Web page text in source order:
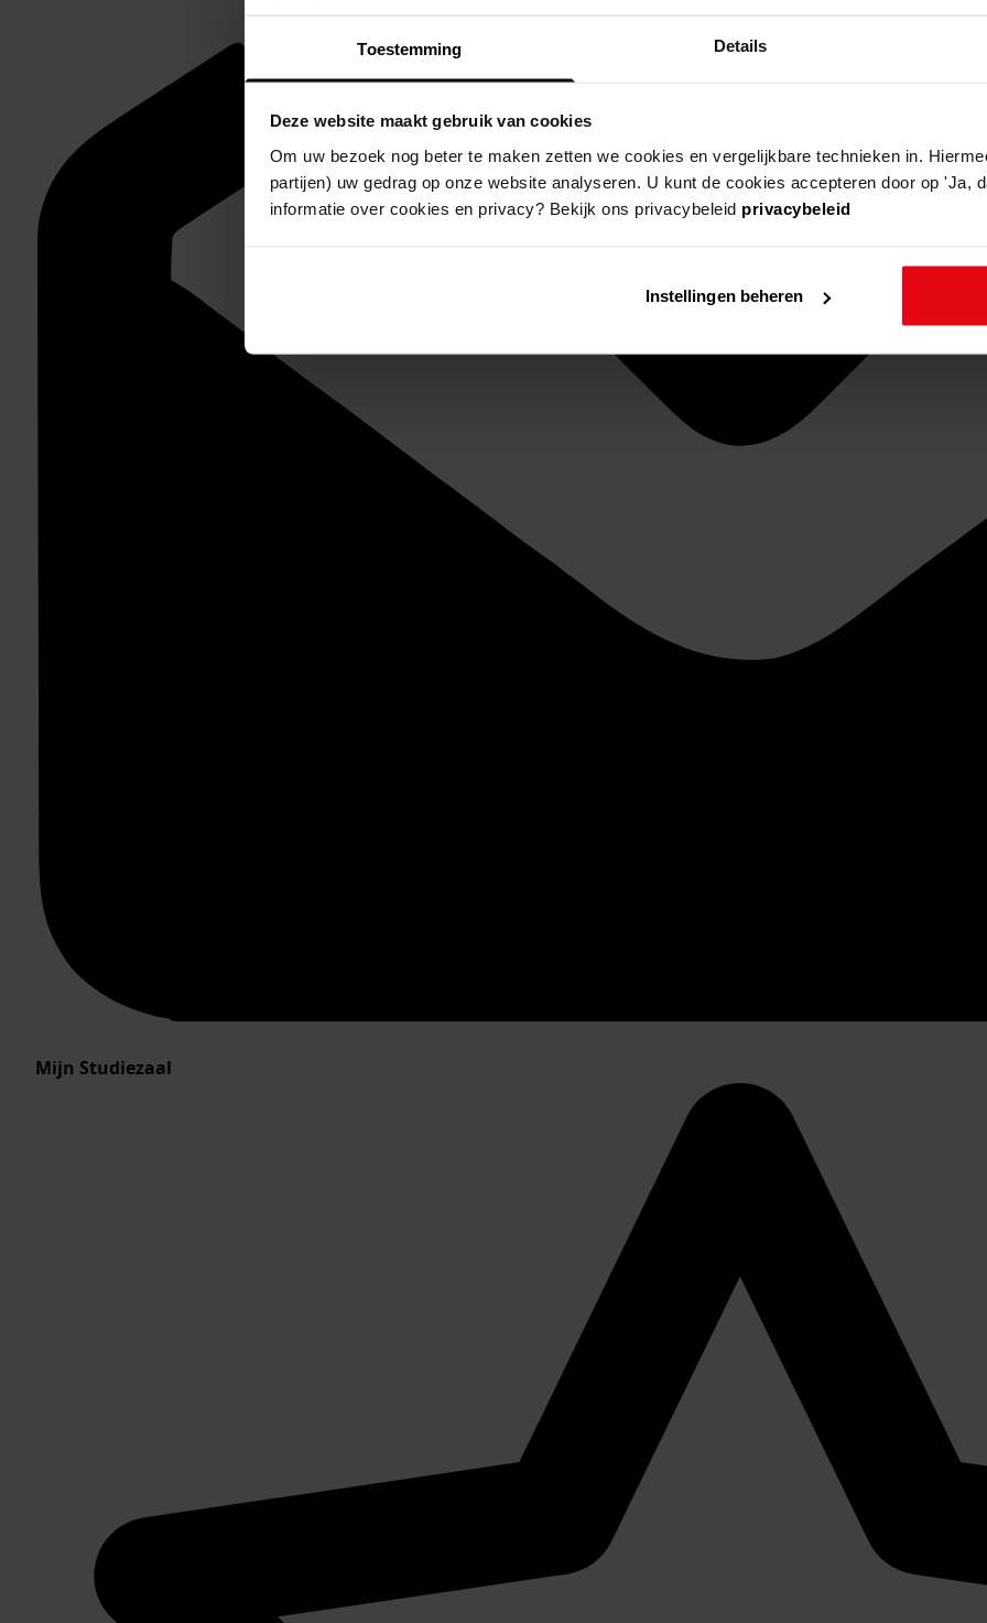
Toestemming Details
Deze website maakt gebruik van cookies
Om uw bezoek nog beter te maken zetten we cookies en vergelijkbare technieken in.
partijen) uw gedrag op onze website analyseren. U kunt de cookies accepteren door op 'Ja,
informatie over cookies en privacy? Bekijk ons privacybeleid privacybeleid
Instellingen beheren
Mijn Studiezaal